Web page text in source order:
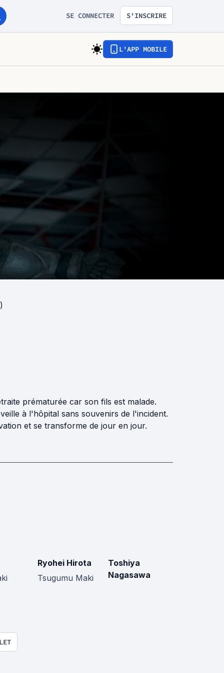
SE CONNECTER S'INSCRIRE
L'APP MOBILE
prématurée car son fils est malade.
à l'hôpital sans souvenirs de l'incident.
et se transforme de jour en jour.
Ryohei Hirota
Tsugumu Maki
Toshiya
Nagasawa